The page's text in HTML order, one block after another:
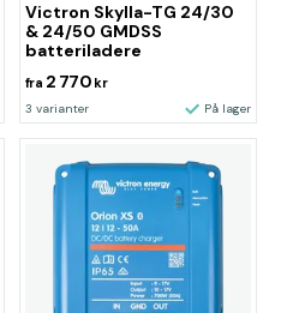
Victron Skylla-TG 24/30
& 24/50 GMDSS
batteriladere
fra 2 770 kr
3 varianter På lager